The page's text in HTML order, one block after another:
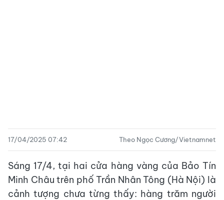
17/04/2025 07:42 Theo Ngọc Cương/Vietnamnet
Sáng 17/4, tại hai cửa hàng vàng của Bảo Tín
Minh Châu trên phố Trần Nhân Tông (Hà Nội) là
cảnh tượng chưa từng thấy: hàng trăm người